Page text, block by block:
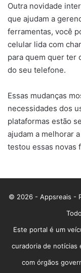
Outra novidade
que ajudam a
ferramentas, você
celular lida com
para quem quer ter
do seu telefone.
Essas mudanças
necessidades dos
plataformas estão
ajudam a melhorar
testou essas novas
© 2026 - Appsreais -
Este portal é um
curadoria de notícias
com órgãos